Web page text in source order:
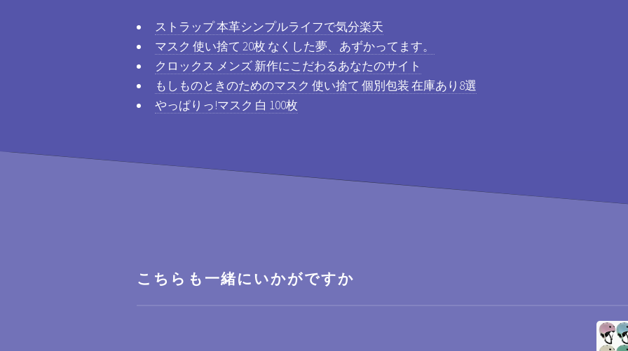
ストラップ 本革シンプルライフで気分楽天
マスク 使い捨て 20枚 なくした夢、あずかってます。
クロックス メンズ 新作にこだわるあなたのサイト
もしものときのためのマスク 使い捨て 個別包装 在庫あり8選
やっぱりっ!マスク 白 100枚
こちらも一緒にいかがですか